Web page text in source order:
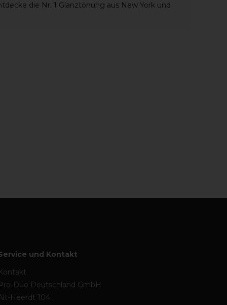
die Nr. 1 Glanztönung aus New York und
und Kontakt
Duo Deutschland GmbH
Heerdt 104